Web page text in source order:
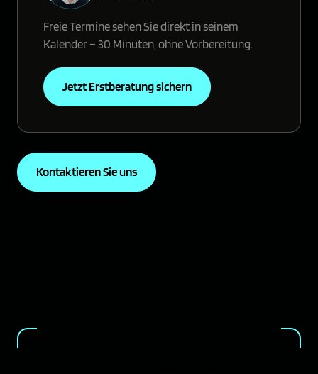
Freie Termine sehen Sie direkt in seinem
Kalender – 30 Minuten, ohne Vorbereitung.
Jetzt Erstberatung sichern
Kontaktieren Sie uns